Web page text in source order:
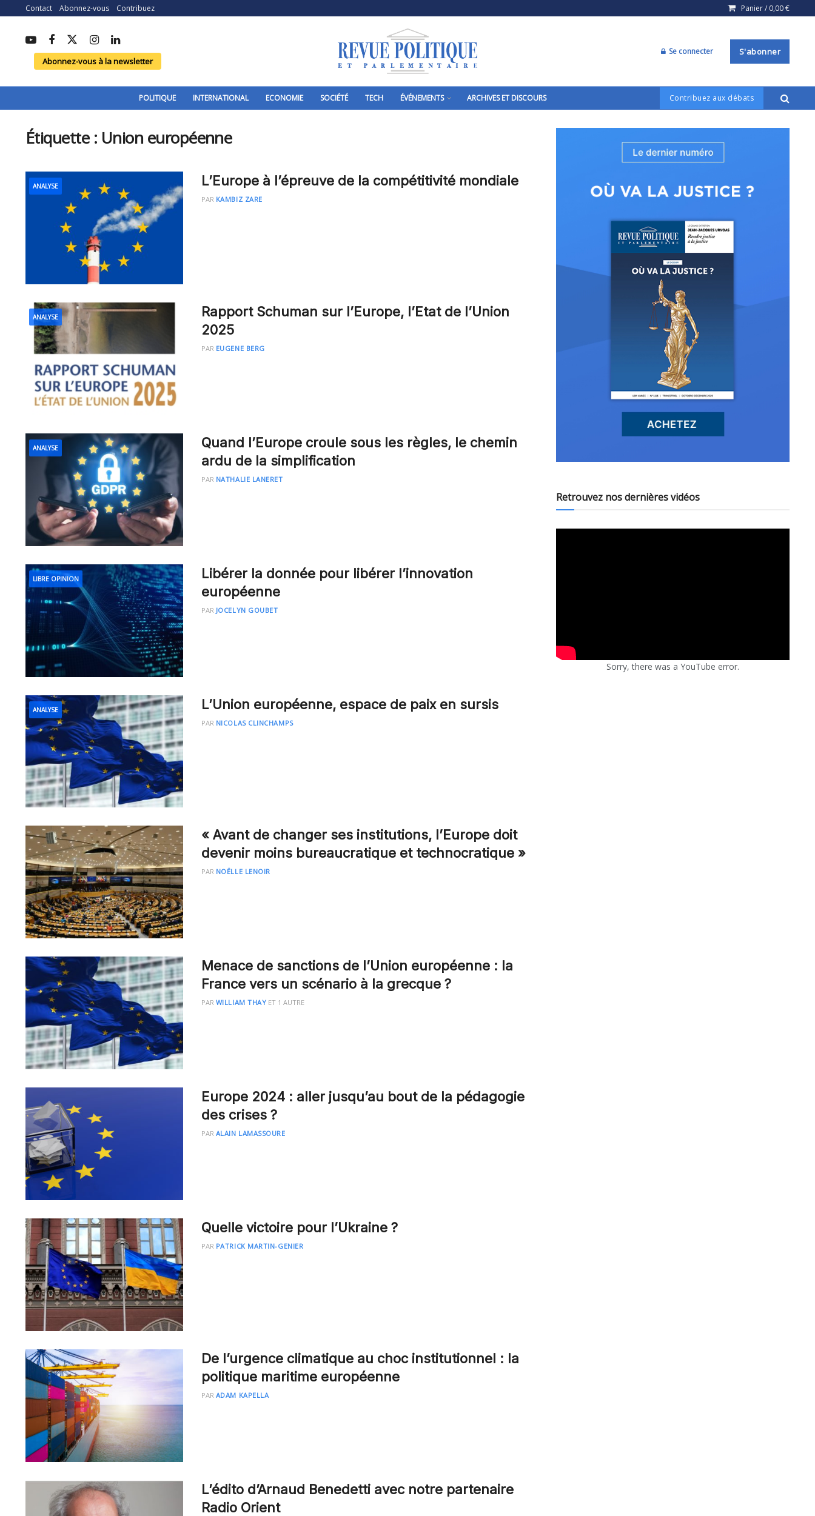
Contact Abonnez-vous Contribuez Panier / 0,00€
Abonnez-vous à la newsletter
Se connecter S'abonner
POLITIQUE INTERNATIONAL ECONOMIE SOCIÉTÉ TECH ÉVÉNEMENTS ARCHIVES ET DISCOURS Contribuez aux débats
Étiquette : Union européenne
ANALYSE L’Europe à l’épreuve de la compétitivité mondiale
PAR KAMBIZ ZARE
ANALYSE
Rapport Schuman sur l’Europe, l’Etat de l’Union
2025
PAR EUGENE BERG
ANALYSE
Quand l’Europe croule sous les règles, le chemin
ardu de la simplification
PAR NATHALIE LANERET
LIBRE OPINION
Libérer la donnée pour libérer l’innovation
européenne
PAR JOCELYN GOUBET
ANALYSE L’Union européenne, espace de paix en sursis
PAR NICOLAS CLINCHAMPS
« Avant de changer ses institutions, l’Europe doit
devenir moins bureaucratique et technocratique »
PAR NOËLLE LENOIR
Menace de sanctions de l’Union européenne : la
France vers un scénario à la grecque ?
PAR WILLIAM THAY ET 1 AUTRE
Europe 2024 : aller jusqu’au bout de la pédagogie
des crises ?
PAR ALAIN LAMASSOURE
Quelle victoire pour l’Ukraine ?
PAR PATRICK MARTIN-GENIER
De l’urgence climatique au choc institutionnel : la
politique maritime européenne
PAR ADAM KAPELLA
L’édito d’Arnaud Benedetti avec notre partenaire
Radio Orient
Retrouvez nos dernières vidéos
Sorry, there was a YouTube error.